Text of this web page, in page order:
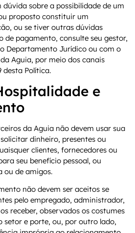
dúvida sobre a possibilidade de um
proposto constituir um
ou se tiver outras dúvidas
de pagamento, consulte seu gestor,
Departamento Jurídico ou com o
Aguia, por meio dos canais
desta Política.
e
da Aguia não devem usar sua
dinheiro, presentes ou
clientes, fornecedores ou
seu benefício pessoal, ou
ou de amigos.
não devem ser aceitos se
pelo empregado, administrador,
receber, observados os costumes
setor e porte, ou, por outro lado,